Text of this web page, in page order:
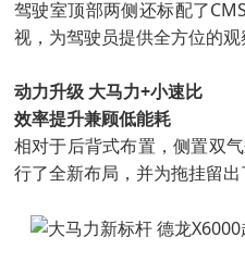
驾驶室顶部两侧还标配了
视，为驾驶员提供全方位的观
动力升级 大马力+小速比
效率提升兼顾低能耗
相对于后背式布置，侧置双
行了全新布局，并为拖挂留出